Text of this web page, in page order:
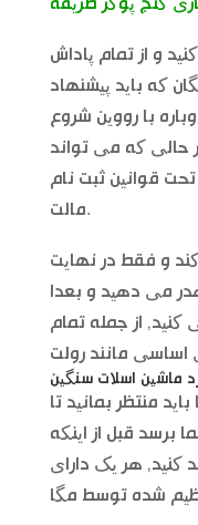
و از تمام پاداش
که باید پیشنهاد
با رووین شروع
حالی که می تواند
تحت قوانین ثبت نام
مالت.
و فقط در نهایت
می دهید و بعدا
کنید, از جمله تمام
ماشین اسلات سنگین
منتظر بمانید تا
قبل از اینکه
کنید, هر یک دارای